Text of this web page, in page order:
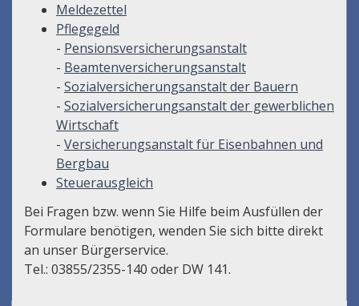
Meldezettel
Pflegegeld
- Pensionsversicherungsanstalt
- Beamtenversicherungsanstalt
- Sozialversicherungsanstalt der Bauern
- Sozialversicherungsanstalt der gewerblichen
Wirtschaft
- Versicherungsanstalt für Eisenbahnen und
Bergbau
Steuerausgleich
Bei Fragen bzw. wenn Sie Hilfe beim Ausfüllen der
Formulare benötigen, wenden Sie sich bitte direkt
an unser Bürgerservice.
Tel.: 03855/2355-140 oder DW 141.